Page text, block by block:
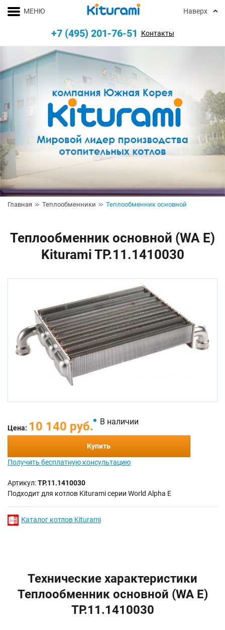
Главная Теплообменники Теплообменник основной
Теплообменник основной (WA E)
Kiturami TP.11.1410030
Цена: 10 140 руб. В наличии
Купить
Получить бесплатную консультацию
Артикул:TP.11.1410030
Подходит для котлов Kiturami серии World Alpha E
Каталог котлов Kiturami
Технические характеристики
Теплообменник основной (WA E)
TP.11.1410030
МЕНЮ Наверх
+7 (495) 201-76-51 Контакты